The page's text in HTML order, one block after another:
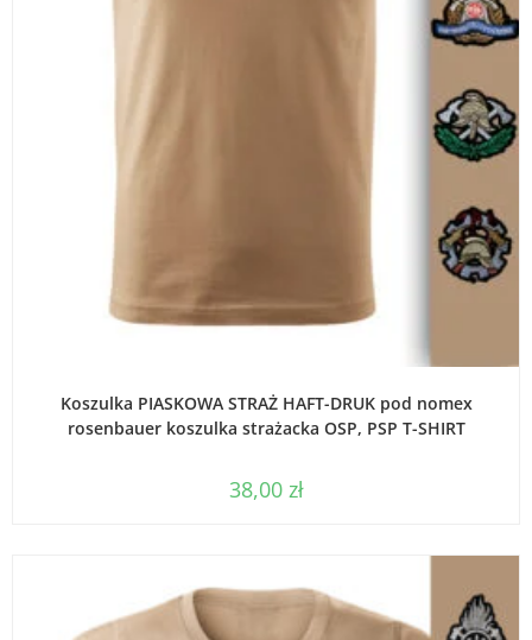
WYBIERZ OPCJE
Koszulka PIASKOWA STRAŻ HAFT-DRUK pod nomex
rosenbauer koszulka strażacka OSP, PSP T-SHIRT
38,00 zł